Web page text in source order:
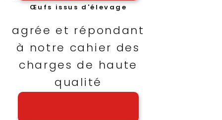
Œufs issus d'élevage
agrée et répondant
à notre cahier des
charges de haute
qualité